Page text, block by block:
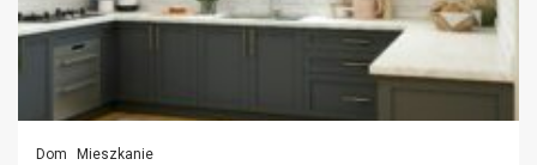
Dom Mieszkanie